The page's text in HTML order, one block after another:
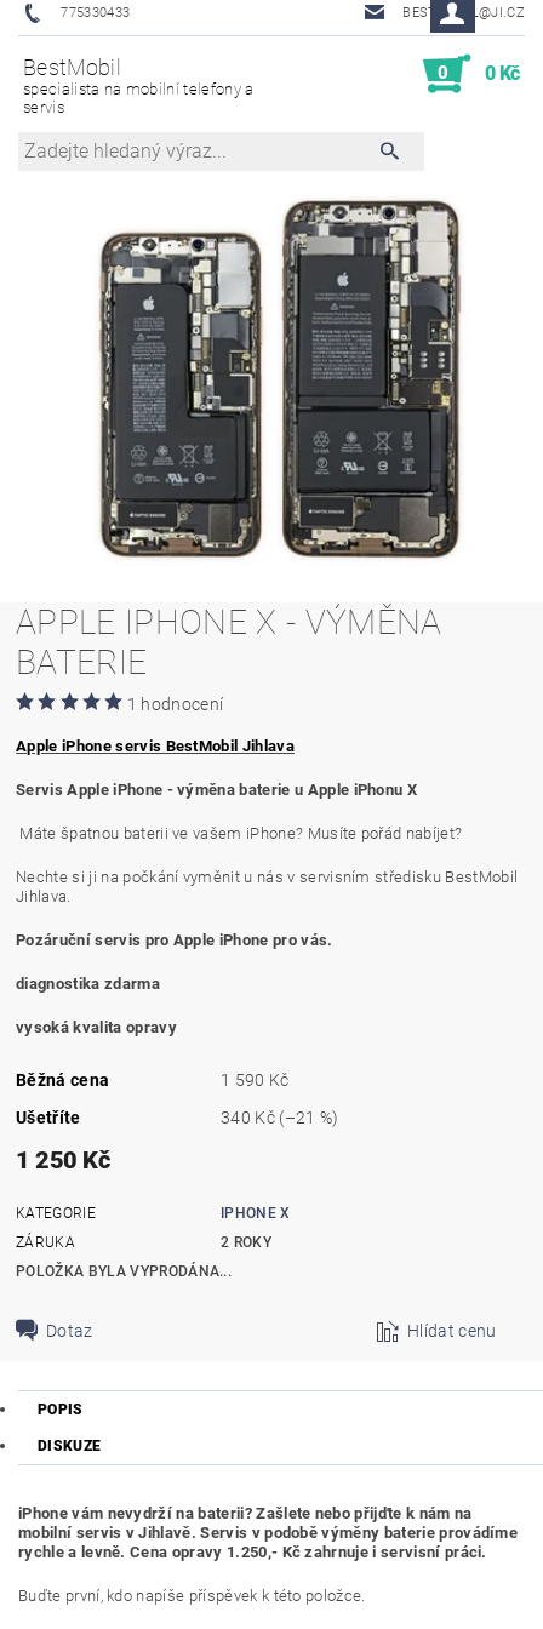
775330433 BESTMOBIL@JI.CZ
BestMobil
specialista na mobilní telefony a
servis
0 0 Kč
APPLE IPHONE X - VÝMĚNA
BATERIE
1 hodnocení
Apple iPhone servis BestMobil Jihlava
Servis Apple iPhone - výměna baterie u Apple iPhonu X
Máte špatnou baterii ve vašem iPhone? Musíte pořád nabíjet?
Nechte si ji na počkání vyměnit u nás v servisním středisku BestMobil
Jihlava.
Pozáruční servis pro Apple iPhone pro vás.
diagnostika zdarma
vysoká kvalita opravy
Běžná cena
1 590 Kč
Ušetříte
340 Kč (–21 %)
1 250 Kč
KATEGORIE
IPHONE X
ZÁRUKA
2 ROKY
POLOŽKA BYLA VYPRODÁNA...
Dotaz Hlídat cenu
POPIS
DISKUZE
iPhone vám nevydrží na baterii? Zašlete nebo přijďte k nám na
mobilní servis v Jihlavě. Servis v podobě výměny baterie provádíme
rychle a levně. Cena opravy 1.250,- Kč zahrnuje i servisní práci.
Buďte první, kdo napíše příspěvek k této položce.